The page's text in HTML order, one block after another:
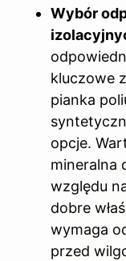
Wybór
kluczowe
pianka
opcje.
mineralna
względu
dobre
wymaga
przed